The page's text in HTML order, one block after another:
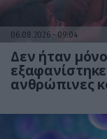
06.08.2026 09:04
Δεν ήταν μόνο
ανθρώπινες